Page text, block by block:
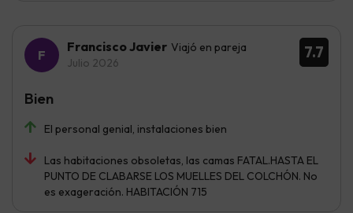
7.7
Francisco Javier Viajó en pareja
Julio 2026
El personal genial, instalaciones bien
Las habitaciones obsoletas, las camas FATAL.HASTA EL
PUNTO DE CLABARSE LOS MUELLES DEL COLCHÓN. No
es exageración. HABITACIÓN 715
Bien